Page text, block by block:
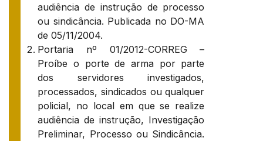
audiência de instrução de processo
ou sindicância. Publicada no DO-MA
de 05/11/2004.
Portaria nº 01/2012-CORREG –
Proíbe o porte de arma por parte
dos servidores investigados,
processados, sindicados ou qualquer
policial, no local em que se realize
audiência de instrução, Investigação
Preliminar, Processo ou Sindicância.